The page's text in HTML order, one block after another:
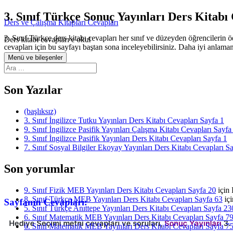
İçeriğe
atla
Ders ve Çalışma Kitapları Cevapları
Ders kitabı cevapları e okul
Menü ve bileşenler
Arama:
Son Yazılar
(başlıksız)
3. Sınıf İngilizce Tutku Yayınları Ders Kitabı Cevapları Sayfa 1
9. Sınıf İngilizce Pasifik Yayınları Çalışma Kitabı Cevapları Sayfa
9. Sınıf İngilizce Pasifik Yayınları Ders Kitabı Cevapları Sayfa 1
7. Sınıf Sosyal Bilgiler Ekoyay Yayınları Ders Kitabı Cevapları
Son yorumlar
9. Sınıf Fizik MEB Yayınları Ders Kitabı Cevapları Sayfa 20 için
8. Sınıf Türkçe MEB Yayınları Ders Kitabı Cevapları Sayfa 63
5. Sınıf Türkçe Anıttepe Yayınları Ders Kitabı Cevapları Sayfa
6. Sınıf Matematik MEB Yayınları Ders Kitabı Cevapları Sayfa 79
6. Sınıf Matematik MEB Yayınları Ders Kitabı Cevapları Sayfa 75
3. Sınıf Türkçe Sonuç Yayınları Ders
3. Sınıf Türkçe ders kitabı cevapları her sınıf ve düzeyden
cevapları için bu sayfayı baştan sona inceleyebilirsiniz. Daha iyi
Sayfanın Cevapları:
Hediye Seçimi metni cevapları ve soruları,Sonuç Yayınları3.